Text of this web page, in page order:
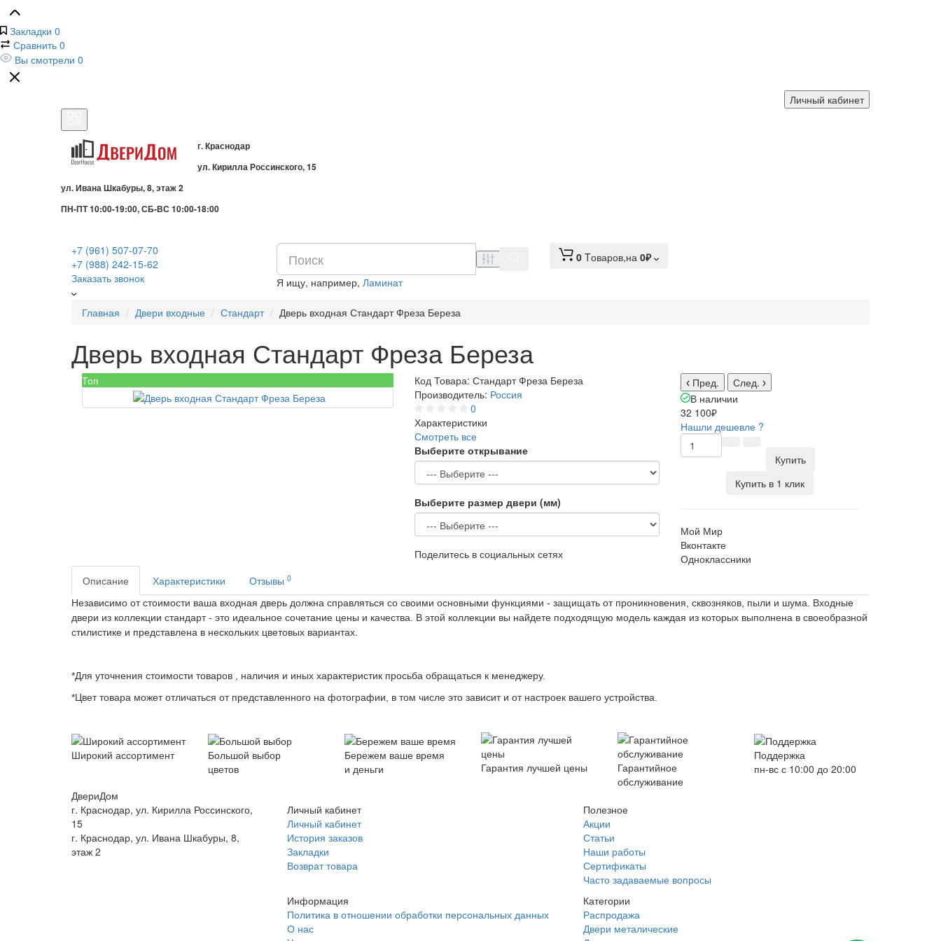
Закладки 0
Сравнить 0
Вы смотрели 0
Личный кабинет
г. Краснодар
ул. Кирилла Россинского, 15
ул. Ивана Шкабуры, 8, этаж 2
ПН-ПТ 10:00-19:00, СБ-ВС 10:00-18:00
+7 (961) 507-07-70
+7 (988) 242-15-62
Заказать звонок
Я ищу, например, Ламинат
0 Tоваров,на 0₽
Главная Двери входные Стандарт Дверь входная Стандарт Фреза Береза
Дверь входная Стандарт Фреза Береза
Топ Код Товара: Стандарт Фреза Береза
Производитель: Россия
0
Характеристики
Смотреть все
Выберите открывание
Выберите размер двери (мм)
Поделитесь в социальных сетях
Пред.
След.
В наличии
32 100₽
Нашли дешевле ?
Купить
Купить в 1 клик
Мой Мир
Вконтакте
Одноклассники
Описание
Характеристики Отзывы 0
Независимо от стоимости ваша входная дверь должна справляться со своими основными функциями - защищать от проникновения, сквозняков, пыли и шума. Входные
двери из коллекции стандарт - это идеальное сочетание цены и качества. В этой коллекции вы найдете подходящую модель каждая из которых выполнена в своеобразной
стилистике и представлена в нескольких цветовых вариантах.
*Для уточнения стоимости товаров , наличия и иных характеристик просьба обращаться к менеджеру.
*Цвет товара может отличаться от представленного на фотографии, в том числе это зависит и от настроек вашего устройства.
Широкий ассортимент
Большой выбор
цветов
Бережем ваше время
и деньги
Гарантия лучшей цены
Гарантийное
обслуживание
Поддержка
пн-вс с 10:00 до 20:00
ДвериДом
г. Краснодар, ул. Кирилла Россинского,
15
г. Краснодар, ул. Ивана Шкабуры, 8,
этаж 2
Личный кабинет
Личный кабинет
История заказов
Закладки
Возврат товара
Полезное
Акции
Статьи
Наши работы
Сертификаты
Часто задаваемые вопросы
Информация
Политика в отношении обработки персональных данных
О нас
Категории
Распродажа
Двери металические